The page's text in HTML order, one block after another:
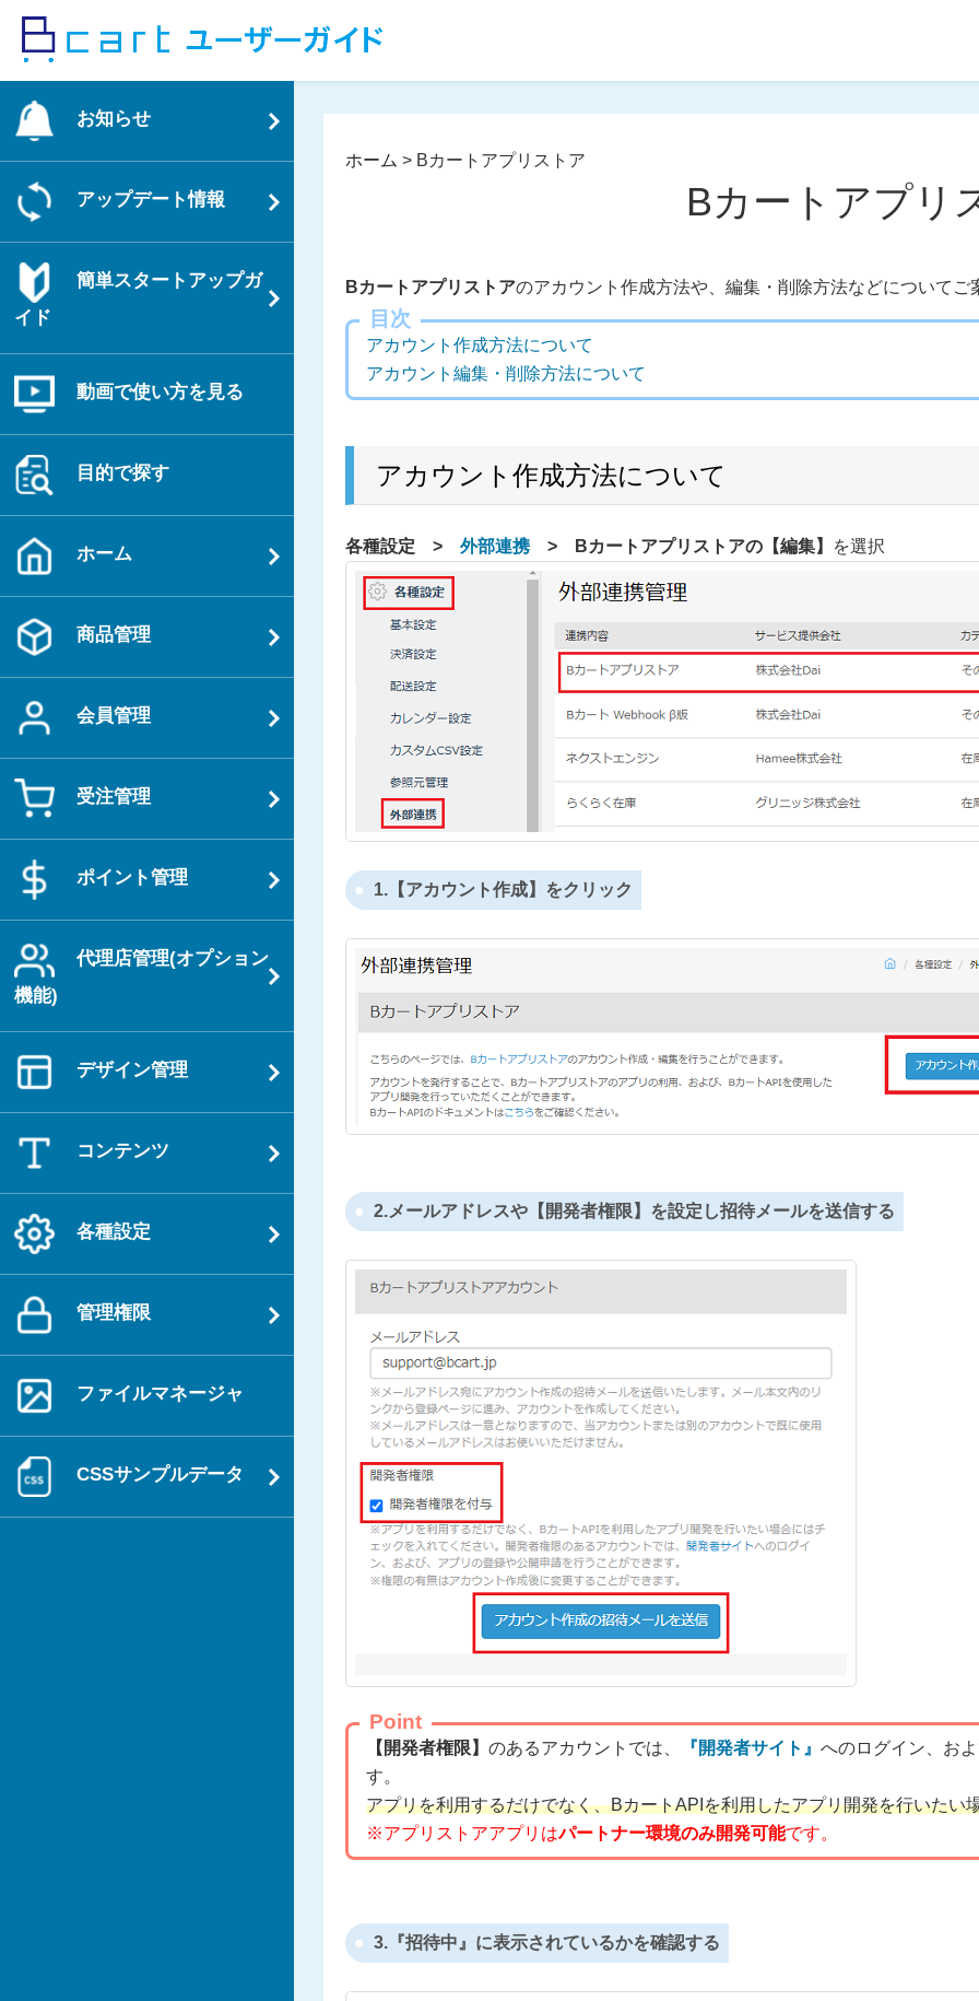
ッ
お知らせ
アップデート情報
簡単スタートアップガ
イド
動画で使い方を見る
目的で探す
ホーム
商品管理
会員管理
受注管理
ポイント管理
代理店管理(オプション
機能)
デザイン管理
コンテンツ
各種設定
管理権限
ファイルマネージャ
CSSサンプルデータ
ホーム > Bカートアプリストア
Bカートアプリ
Bカートアプリストアのアカウント作成方法や、編集・削除方法などについてご
目次
アカウント作成方法について
アカウント編集・削除方法について
アカウント作成方法について
各種設定 >外部連携> Bカートアプリストアの【編集】 を選択
1.【アカウント作成】をクリック
2.メールアドレスや【開発者権限】を設定し招待メールを送信する
Point
【開発者権限】のあるアカウントでは、 『開発者サイト』へのログイン、お
す。
アプリを利用するだけでなく、BカートAPIを利用したアプリ開発を行いたい
※アプリストアアプリはパートナー環境のみ開発可能です。
3.『招待中』に表示されているかを確認する